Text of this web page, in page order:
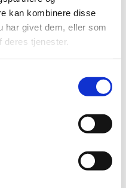
kan kombinere disse
har givet dem, eller som
deres tjenester.